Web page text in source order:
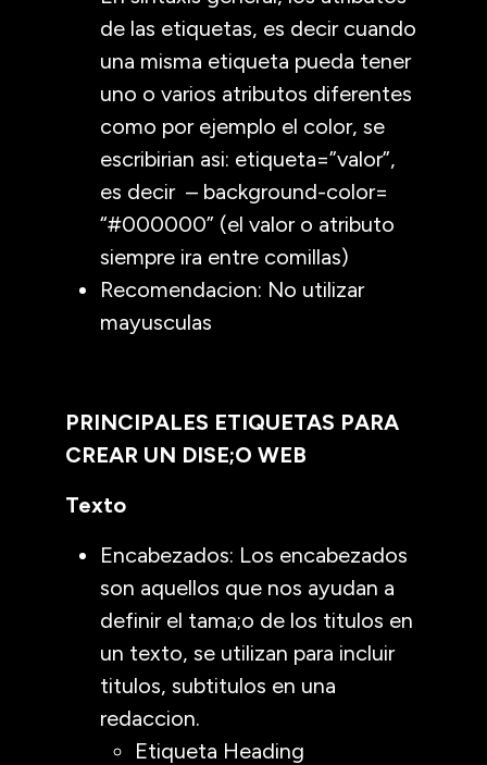
de las etiquetas, es decir cuando
una misma etiqueta pueda tener
uno o varios atributos diferentes
como por ejemplo el color, se
escribirian asi: etiqueta=”valor”,
es decir – background-color=
“#000000” (el valor o atributo
siempre ira entre comillas)
Recomendacion: No utilizar
mayusculas
PRINCIPALES ETIQUETAS PARA
CREAR UN DISE;O WEB
Texto
Encabezados: Los encabezados
son aquellos que nos ayudan a
definir el tama;o de los titulos en
un texto, se utilizan para incluir
titulos, subtitulos en una
redaccion.
Etiqueta Heading